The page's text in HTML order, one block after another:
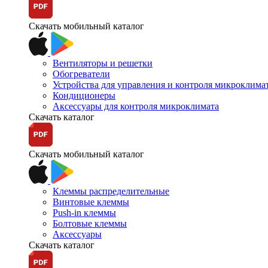
Скачать мобильный каталог
Вентиляторы и решетки
Обогреватели
Устройства для управления и контроля
Кондиционеры
Аксессуары для контроля микроклимата
Скачать каталог
Скачать мобильный каталог
Клеммы распределительные
Винтовые клеммы
Push-in клеммы
Болтовые клеммы
Аксессуары
Скачать каталог